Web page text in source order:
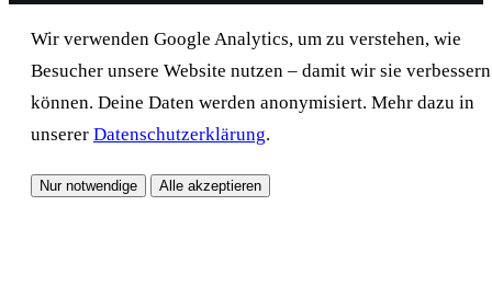
Wir verwenden Google Analytics, um zu verstehen, wie
Besucher unsere Website nutzen – damit wir sie verbessern
können. Deine Daten werden anonymisiert. Mehr dazu in
unserer Datenschutzerklärung.
Nur notwendige Alle akzeptieren